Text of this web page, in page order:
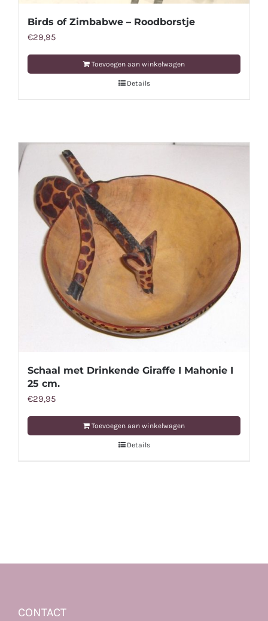
Birds of Zimbabwe – Roodborstje
€29,95
Toevoegen aan winkelwagen
Details
Schaal met Drinkende Giraffe I Mahonie I
25 cm.
€29,95
Toevoegen aan winkelwagen
Details
CONTACT